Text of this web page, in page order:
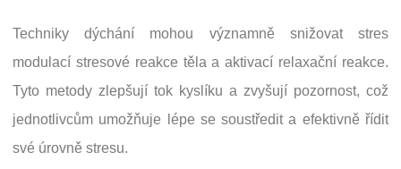
Techniky dýchání mohou významně snižovat stres
modulací stresové reakce těla a aktivací relaxační reakce.
Tyto metody zlepšují tok kyslíku a zvyšují pozornost, což
jednotlivcům umožňuje lépe se soustředit a efektivně řídit
své úrovně stresu.